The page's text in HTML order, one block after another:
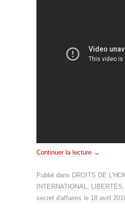
Continuer la lecture →
Publié dans DROITS DE
INTERNATIONAL
LIBERTÉS
secret d'affaires le 18 avril